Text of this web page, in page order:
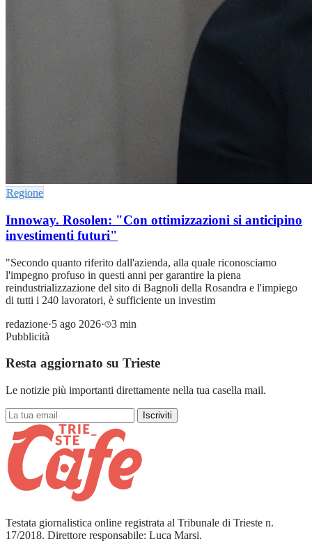
Regione
Innoway. Rosolen: "Con ottimizzazioni si anticipino
investimenti futuri"
"Secondo quanto riferito dall'azienda, alla quale riconosciamo
l'impegno profuso in questi anni per garantire la piena
reindustrializzazione del sito di Bagnoli della Rosandra e l'impiego
di tutti i 240 lavoratori, è sufficiente un investim
redazione·5 ago 2026·
3 min
Pubblicità
Resta aggiornato su Trieste
Le notizie più importanti direttamente nella tua casella mail.
Iscriviti
Testata giornalistica online registrata al Tribunale di Trieste n.
17/2018. Direttore responsabile: Luca Marsi.